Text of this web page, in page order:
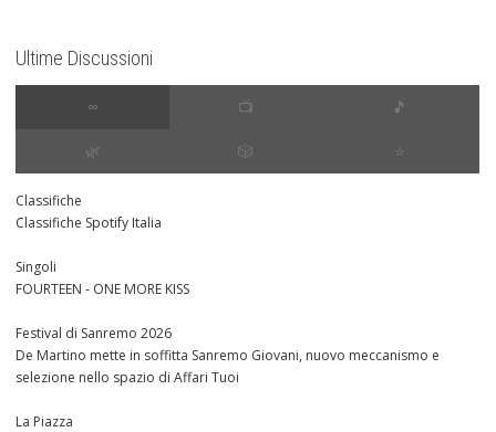
Ultime Discussioni
∞ 📺 🎵
🌿 🎲 ⭐️
Classifiche
Classifiche Spotify Italia
Singoli
FOURTEEN - ONE MORE KISS
Festival di Sanremo 2026
De Martino mette in soffitta Sanremo Giovani, nuovo meccanismo e
selezione nello spazio di Affari Tuoi
La Piazza